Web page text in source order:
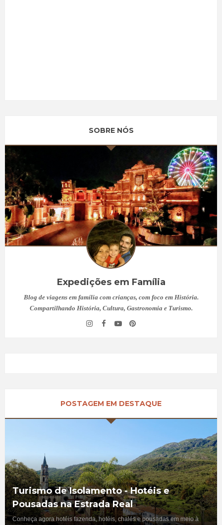
SOBRE NÓS
Expedições em Família
Blog de viagens em família com crianças, com foco em História.
Compartilhando História, Cultura, Gastronomia e Turismo.
POSTAGEM EM DESTAQUE
Turismo de Isolamento - Hotéis e
Pousadas na Estrada Real
Conheça agora hotéis fazenda, hotéis, chalés e pousadas em meio à